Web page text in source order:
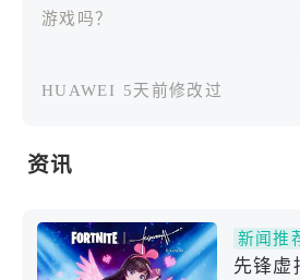
与朋友一起聊天-与世界各地或在
的游戏模式，化身的疯狂和新外
品……。Fortnite一直在扩展。
随时随地进行在线游戏-随时随地
地完成任务，升级战斗通行证等
游戏吗？
HUAWEI 5天前修改过
资讯
新闻推
先锋虚